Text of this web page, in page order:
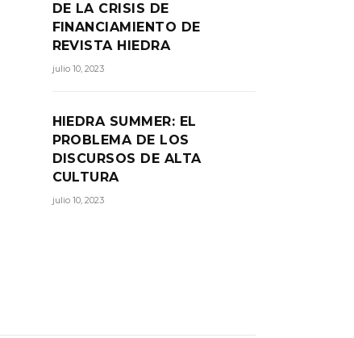
DE LA CRISIS DE
FINANCIAMIENTO DE
REVISTA HIEDRA
julio 10, 2023
HIEDRA SUMMER: EL
PROBLEMA DE LOS
DISCURSOS DE ALTA
CULTURA
julio 10, 2023